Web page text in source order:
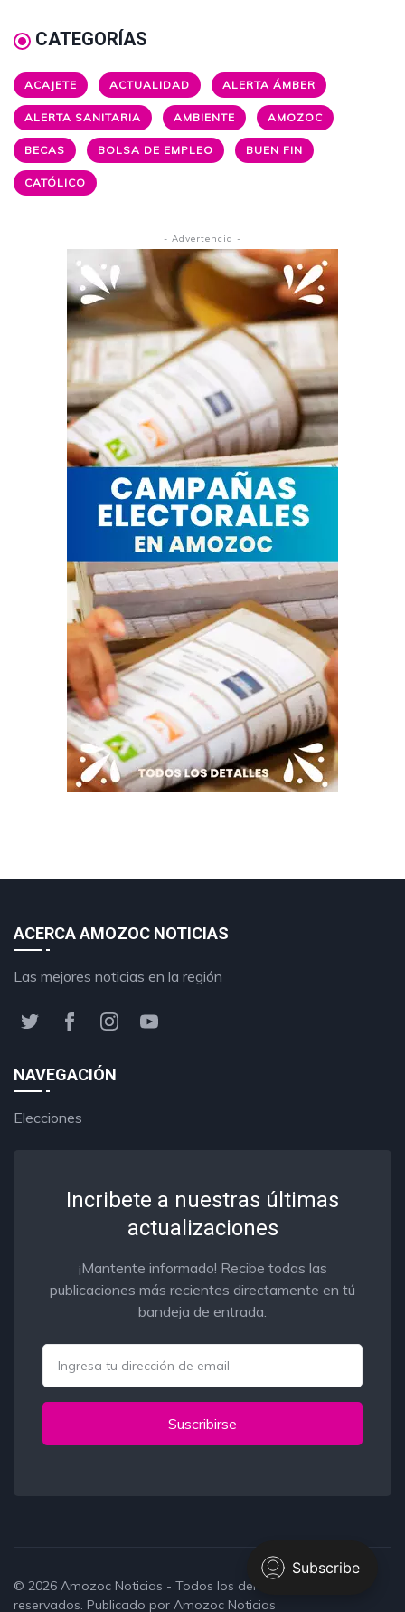
CATEGORÍAS
ACAJETE ACTUALIDAD ALERTA ÁMBER
ALERTA SANITARIA AMBIENTE AMOZOC
BECAS BOLSA DE EMPLEO BUEN FIN
CATÓLICO
- Advertencia -
ACERCA AMOZOC NOTICIAS
Las mejores noticias en la región
NAVEGACIÓN
Elecciones
Incribete a nuestras últimas
actualizaciones
¡Mantente informado! Recibe todas las
publicaciones más recientes directamente en tú
bandeja de entrada.
Suscribirse
© 2026 Amozoc Noticias - Todos los derechos
reservados. Publicado por Amozoc Noticias